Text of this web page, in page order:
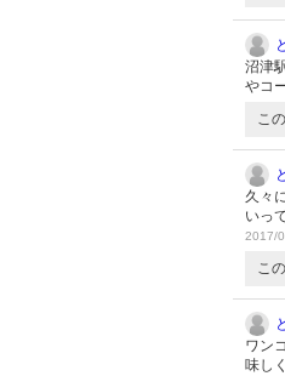
沼津
やコ
こ
久々
いっ
2017/
こ
ワン
味し